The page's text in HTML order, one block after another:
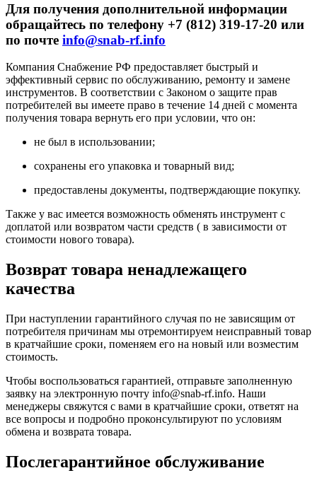
Для получения дополнительной информации
обращайтесь по телефону +7 (812) 319-17-20 или
по почте info@snab-rf.info
Компания Снабжение РФ предоставляет быстрый и
эффективный сервис по обслуживанию, ремонту и замене
инструментов. В соответствии с Законом о защите прав
потребителей вы имеете право в течение 14 дней с момента
получения товара вернуть его при условии, что он:
не был в использовании;
сохранены его упаковка и товарный вид;
предоставлены документы, подтверждающие покупку.
Также у вас имеется возможность обменять инструмент с
доплатой или возвратом части средств ( в зависимости от
стоимости нового товара).
Возврат товара ненадлежащего
качества
При наступлении гарантийного случая по не зависящим от
потребителя причинам мы отремонтируем неисправный товар
в кратчайшие сроки, поменяем его на новый или возместим
стоимость.
Чтобы воспользоваться гарантией, отправьте заполненную
заявку на электронную почту info@snab-rf.info. Наши
менеджеры свяжутся с вами в кратчайшие сроки, ответят на
все вопросы и подробно проконсультируют по условиям
обмена и возврата товара.
Послегарантийное обслуживание